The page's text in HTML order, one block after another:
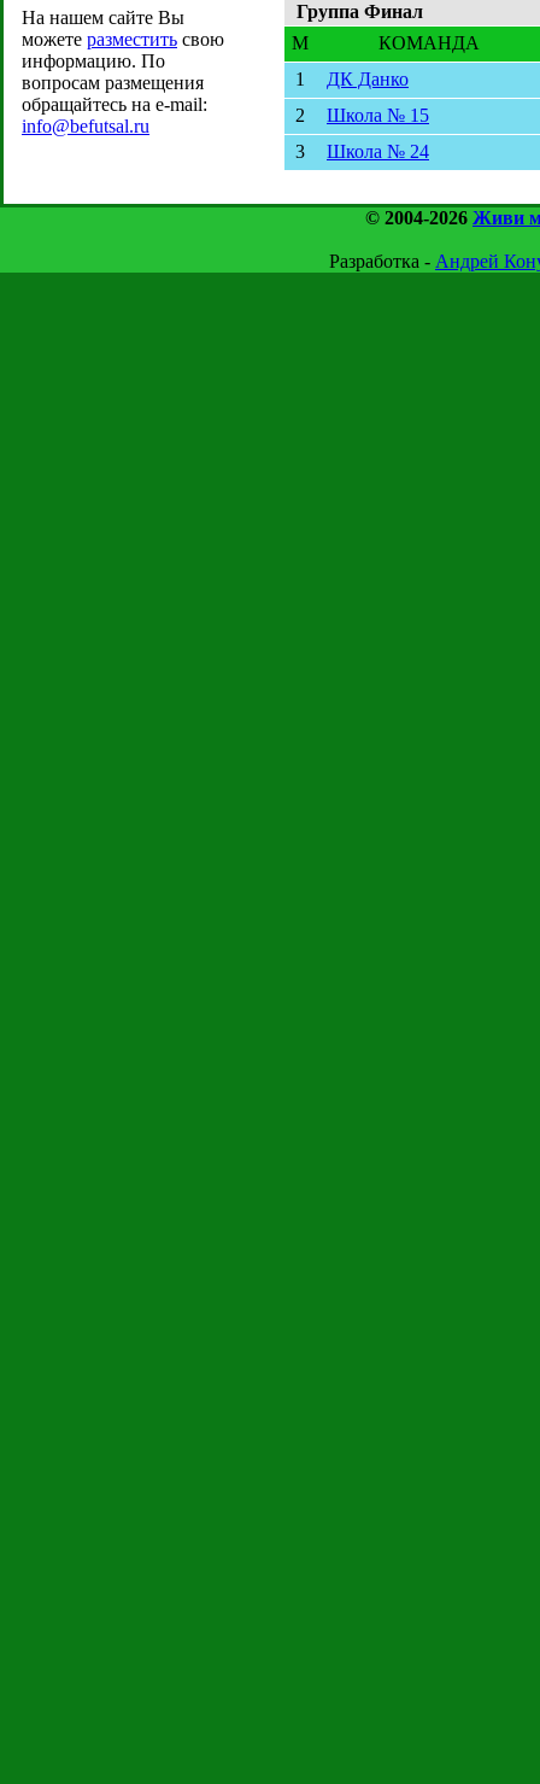
На нашем сайте Вы
можете разместить свою
информацию. По
вопросам размещения
обращайтесь на e-mail:
info@befutsal.ru
Группа Финал
M
КОМАНДА
1
ДК Данко
2
Школа № 15
3
Школа № 24
© 2004-2026 Живи
Разработка - Андрей